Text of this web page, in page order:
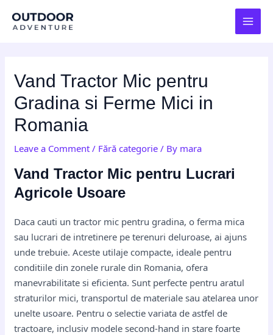
Vand Tractor Mic pentru
Gradina si Ferme Mici in
Romania
Leave a Comment / Fără categorie / By mara
Vand Tractor Mic pentru Lucrari
Agricole Usoare
Daca cauti un tractor mic pentru gradina, o ferma mica
sau lucrari de intretinere pe terenuri deluroase, ai ajuns
unde trebuie. Aceste utilaje compacte, ideale pentru
conditiile din zonele rurale din Romania, ofera
manevrabilitate si eficienta. Sunt perfecte pentru aratul
straturilor mici, transportul de materiale sau atelarea unor
unelte usoare. Pentru o selectie variata de astfel de
tractoare, inclusiv modele second-hand in stare foarte
navigation